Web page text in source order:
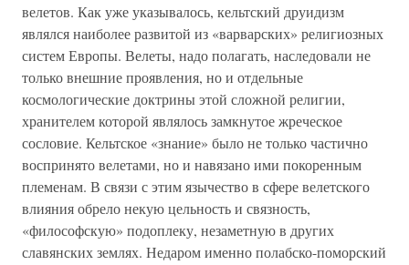
велетов. Как уже указывалось, кельтский друидизм
являлся наиболее развитой из «варварских» религиозных
систем Европы. Велеты, надо полагать, наследовали не
только внешние проявления, но и отдельные
космологические доктрины этой сложной религии,
хранителем которой являлось замкнутое жреческое
сословие. Кельтское «знание» было не только частично
воспринято велетами, но и навязано ими покоренным
племенам. В связи с этим язычество в сфере велетского
влияния обрело некую цельность и связность,
«философскую» подоплеку, незаметную в других
славянских землях. Недаром именно полабско-поморский